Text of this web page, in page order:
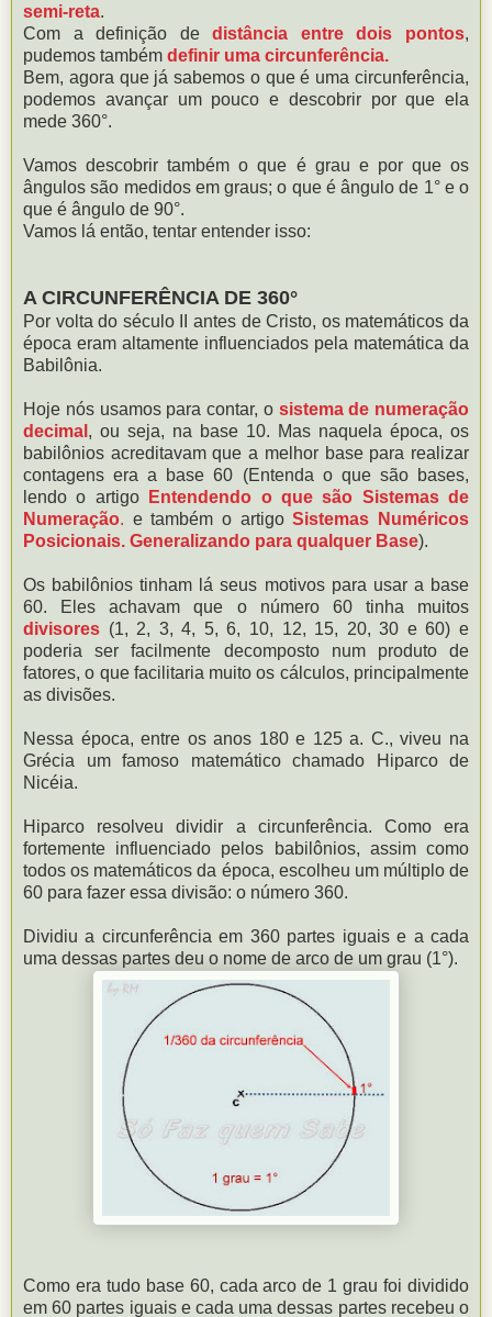
semi-reta.
Com a definição dedistância entre dois pontos,
pudemos também definir uma circunferência.
Bem, agora que já sabemos o que é uma circunferência,
podemos avançar um pouco e descobrir por que ela
mede 360°.
Vamos descobrir também o que é grau e por que os
ângulos são medidos em graus; o que é ângulo de 1° e o
que é ângulo de 90°.
Vamos lá então, tentar entender isso:
A CIRCUNFERÊNCIA DE 360°
Por volta do século II antes de Cristo, os matemáticos da
época eram altamente influenciados pela matemática da
Babilônia.
Hoje nós usamos para contar, o sistema de numeração
decimal , ou seja, na base 10. Mas naquela época, os
babilônios acreditavam que a melhor base para realizar
contagens era a base 60 (Entenda o que são bases,
lendo o artigo
Entendendo o que são Sistemas de
Numeração. e também o artigoSistemas Numéricos
Posicionais. Generalizando para qualquer Base).
Os babilônios tinham lá seus motivos para usar a base
60. Eles achavam que o número 60 tinha muitos
divisores (1, 2, 3, 4, 5, 6, 10, 12, 15, 20, 30 e 60) e
poderia ser facilmente decomposto num produto de
fatores, o que facilitaria muito os cálculos, principalmente
as divisões.
Nessa época, entre os anos 180 e 125 a. C., viveu na
Grécia um famoso matemático chamado Hiparco de
Nicéia.
Hiparco resolveu dividir a circunferência. Como era
fortemente influenciado pelos babilônios, assim como
todos os matemáticos da época, escolheu um múltiplo de
60 para fazer essa divisão: o número 360.
Dividiu a circunferência em 360 partes iguais e a cada
uma dessas partes deu o nome de arco de um grau (1°).
Como era tudo base 60, cada arco de 1 grau foi dividido
em 60 partes iguais e cada uma dessas partes recebeu o